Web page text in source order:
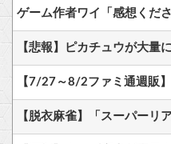
【悲報】ピカチュウが大量